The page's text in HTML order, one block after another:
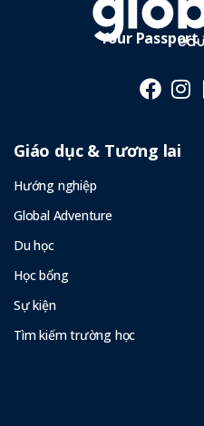
Your
Giáo dục & Tương lai
Hướng nghiệp
Global Adventure
Du học
Học bổng
Sự kiện
Tìm kiếm trường học